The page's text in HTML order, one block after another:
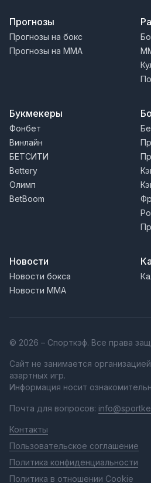
Прогнозы
Прогнозы на бокс
Прогнозы на MMA
Букмекеры
Фонбет
Винлайн
БЕТСИТИ
Bettery
Олимп
BetBoom
Новости
Новости бокса
Новости MMA
© 2026 – Спорткэф. Все права
Сайт не занимается
азартных игр.
Информация носит
Почта для вопросов:
Контакты
Пользовательское соглашение
Политика конфиденциальности
Политика в отношении Cookie